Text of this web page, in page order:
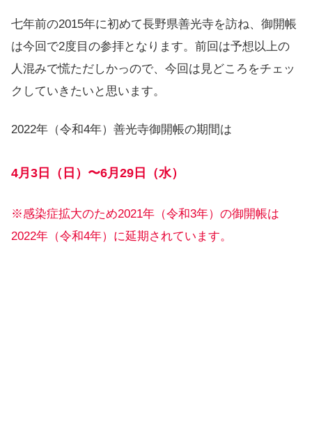
七年前の2015年に初めて長野県善光寺を訪ね、御開帳
は今回で2度目の参拝となります。前回は予想以上の
人混みで慌ただしかっので、今回は見どころをチェッ
クしていきたいと思います。
2022年（令和4年）善光寺御開帳の期間は
4月3日（日）〜6月29日（水）
※感染症拡大のため2021年（令和3年）の御開帳は
2022年（令和4年）に延期されています。